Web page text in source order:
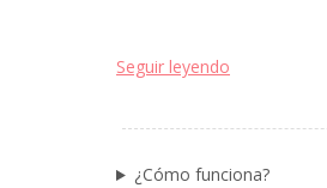
Seguir leyendo
¿Cómo funciona?